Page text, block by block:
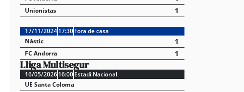
Unionistas 1
17/11/2024 17:30 Fora de casa
Nàstic
1
FC Andorra 1
Lliga Multisegur
16/05/2026 16:00 Estadi Nacional
UE Santa Coloma